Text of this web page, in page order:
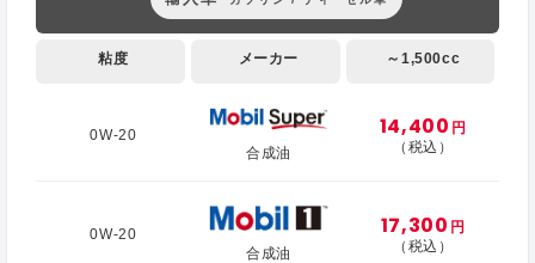
粘度 メーカー ～1,500cc
0W-20
合成油
14,400 円
（税込）
0W-20
合成油
17,300 円
（税込）